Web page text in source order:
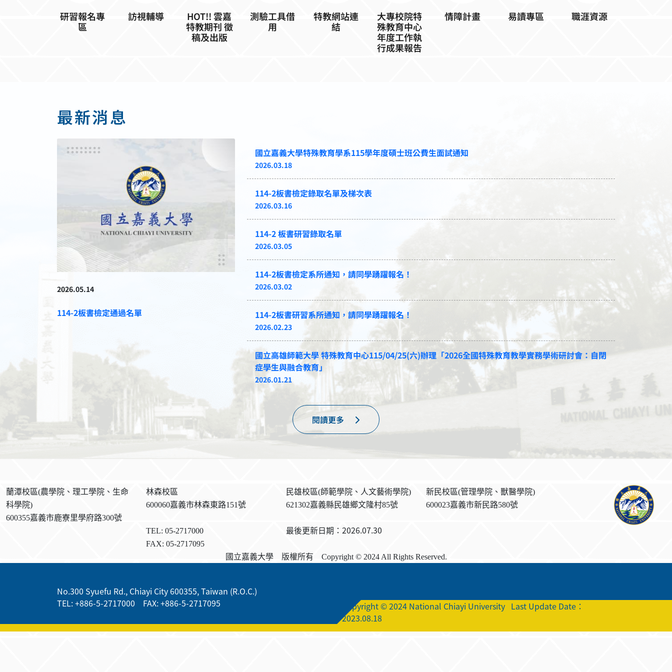
研習報名專
區
訪視輔導
HOT!! 雲嘉
特教期刊 徵
稿及出版
測驗工具借
用
特教網站連
結
大專校院特
殊教育中心
年度工作執
行成果報告
情障計畫 易讀專區 職涯資源
最新消息
2026.05.14
114-2板書檢定通過名單
國立嘉義大學特殊教育學系115學年度碩士班公費生面試通知
2026.03.18
114-2板書檢定錄取名單及梯次表
2026.03.16
114-2 板書研習錄取名單
2026.03.05
114-2板書檢定系所通知，請同學踴躍報名！
2026.03.02
114-2板書研習系所通知，請同學踴躍報名！
2026.02.23
國立高雄師範大學 特殊教育中心115/04/25(六)辦理「2026全國特殊教育教學實務學術研討會：自閉
症學生與融合教育」
2026.01.21
閱讀更多
蘭潭校區(農學院、理工學院、生命
科學院)
600355嘉義市鹿寮里學府路300號
林森校區
600060嘉義市林森東路151號
民雄校區(師範學院、人文藝術學院)
621302嘉義縣民雄鄉文隆村85號
新民校區(管理學院、獸醫學院)
600023嘉義市新民路580號
TEL: 05-2717000
FAX: 05-2717095
最後更新日期：2026.07.30
國立嘉義大學 版權所有 Copyright © 2024 All Rights Reserved.
No.300 Syuefu Rd., Chiayi City 600355, Taiwan (R.O.C.)
TEL: +886-5-2717000 FAX: +886-5-2717095
Copyright © 2024 National Chiayi University Last Update Date：
2023.08.18